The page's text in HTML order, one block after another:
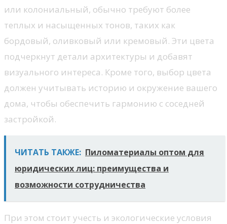
или колониальный, обычно требуют более
теплых и насыщенных тонов, таких как
бордовый, оливковый или кремовый. Эти цвета
подчеркнут детали архитектуры и добавят
визуального интереса. Кроме того, выбор цвета
должен учитывать историю и окружение вашего
дома, чтобы обеспечить гармонию с соседней
застройкой.
ЧИТАТЬ ТАКЖЕ: Пиломатериалы оптом для
юридических лиц: преимущества и
возможности сотрудничества
При этом стоит учесть и экологические условия